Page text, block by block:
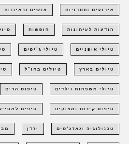
אירועים ותחרויות אנשים וראיונות
הודעות לעיתונות חופשות
טיולי אופניים טיולי ג'יפים
טיולים בארץ טיולים בחו"ל
טיולי משפחות וילדים טיפוס הרים
טיפוס קירות ומצוקים טיפים
טכנולוגיה וגאדג'טים ירדן